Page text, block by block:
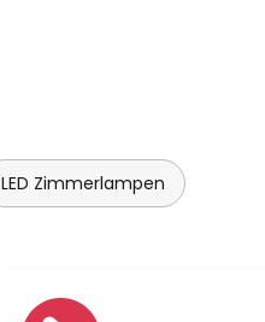
LED Zimmerlampen